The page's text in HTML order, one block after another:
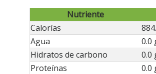
Nutriente
Calorías
Agua
0.0
Hidratos de carbono
0.0
Proteínas
0.0